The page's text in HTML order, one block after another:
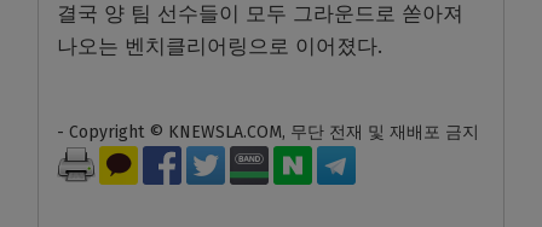
결국 양 팀 선수들이 모두 그라운드로 쏟아져
나오는 벤치클리어링으로 이어졌다.
- Copyright © KNEWSLA.COM, 무단 전재 및 재배포 금지